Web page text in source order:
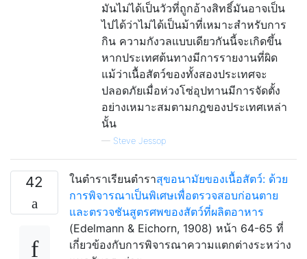
มันไม่ได้เป็นวัวที่ถูกอ้างสิทธิ์มันอาจเป็น
ไปได้ว่าไม่ได้เป็นม้าที่เหมาะสำหรับการ
กิน ความกังวลแบบเดียวกันนี้จะเกิดขึ้น
หากประเทศต้นทางมีการรายงานที่ผิด
แม้ว่าเนื้อสัตว์ของทั้งสองประเทศจะ
ปลอดภัยเมื่อห่วงโซ่อุปทานมีการจัดตั้ง
อย่างเหมาะสมตามกฎของประเทศเหล่า
นั้น
— Steve Jessop
42 ในตำราเรียนตำราสุขอนามัยของเนื้อสัตว์: ด้วย
การพิจารณาเป็นพิเศษเพื่อตรวจสอบก่อนตาย
และตรวจชันสูตรศพของสัตว์ที่ผลิตอาหาร
(Edelmann & Eichorn, 1908) หน้า 64-65 ที่
เกี่ยวข้องกับการพิจารณาความแตกต่างระหว่าง